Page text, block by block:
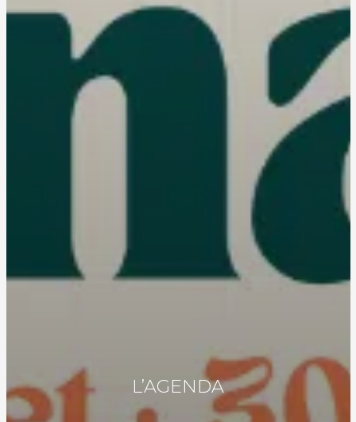
L’AGENDA